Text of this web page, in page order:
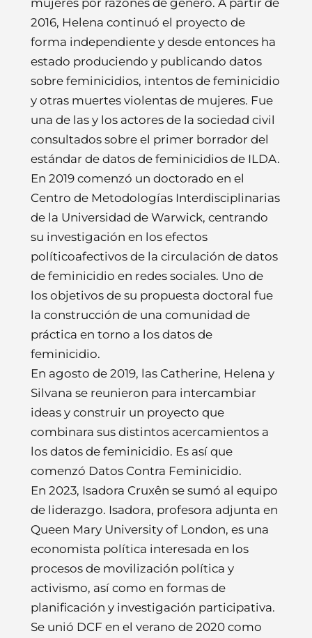
2016, Helena continuó el proyecto de
forma independiente y desde entonces ha
estado produciendo y publicando datos
sobre feminicidios, intentos de feminicidio
y otras muertes violentas de mujeres. Fue
una de las y los actores de la sociedad civil
consultados sobre el primer borrador del
estándar de datos de feminicidios de ILDA.
En 2019 comenzó un doctorado en el
Centro de Metodologías Interdisciplinarias
de la Universidad de Warwick, centrando
su investigación en los efectos
políticoafectivos de la circulación de datos
de feminicidio en redes sociales. Uno de
los objetivos de su propuesta doctoral fue
la construcción de una comunidad de
práctica en torno a los datos de
feminicidio.
En agosto de 2019, las Catherine, Helena y
Silvana se reunieron para intercambiar
ideas y construir un proyecto que
combinara sus distintos acercamientos a
los datos de feminicidio. Es así que
comenzó Datos Contra Feminicidio.
En 2023, Isadora Cruxên se sumó al equipo
de liderazgo. Isadora, profesora adjunta en
Queen Mary University of London, es una
economista política interesada en los
procesos de movilización política y
activismo, así como en formas de
planificación y investigación participativa.
Se unió DCF en el verano de 2020 como